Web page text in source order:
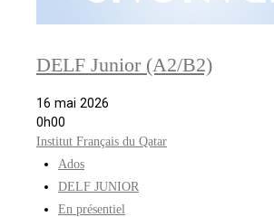
DELF Junior (A2/B2)
16 mai 2026
0h00
Institut Français du Qatar
Ados
DELF JUNIOR
En présentiel